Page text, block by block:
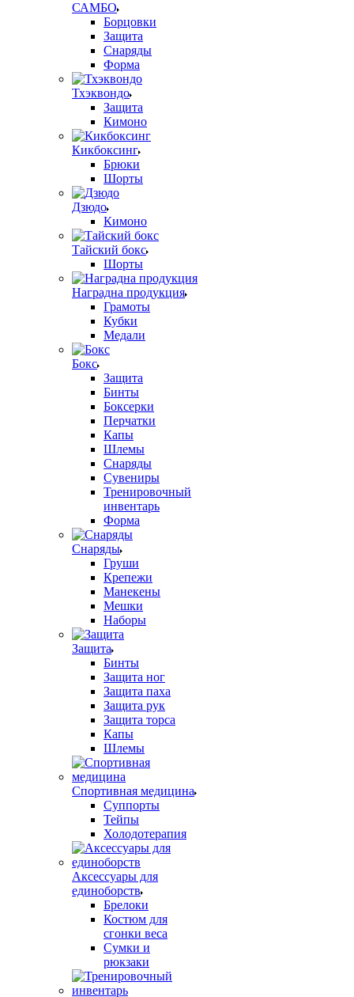
САМБО
Борцовки
Защита
Снаряды
Форма
Тхэквондо
Защита
Кимоно
Кикбоксинг
Брюки
Шорты
Дзюдо
Кимоно
Тайский бокс
Шорты
Наградна продукция
Грамоты
Кубки
Медали
Бокс
Защита
Бинты
Боксерки
Перчатки
Капы
Шлемы
Снаряды
Сувениры
Тренировочный
инвентарь
Форма
Снаряды
Груши
Крепежи
Манекены
Мешки
Наборы
Защита
Бинты
Защита ног
Защита паха
Защита рук
Защита торса
Капы
Шлемы
Спортивная медицина
Суппорты
Тейпы
Холодотерапия
Аксессуары для
единоборств
Брелоки
Костюм для
сгонки веса
Сумки и
рюкзаки